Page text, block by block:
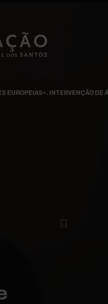
EUROPEIAS». INTERVENÇÃO DE